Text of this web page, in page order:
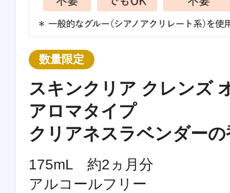
数量限定
スキンクリア クレンズ
アロマタイプ
クリアネスラベンダー
175mL 約2ヵ月分
アルコールフリー